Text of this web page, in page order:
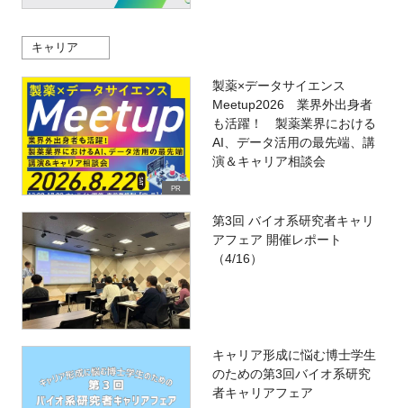
キャリア
PR
製薬×データサイエンス
Meetup2026 業界外出身者
も活躍！ 製薬業界における
AI、データ活用の最先端、講
演＆キャリア相談会
第3回 バイオ系研究者キャリ
アフェア 開催レポート
（4/16）
キャリア形成に悩む博士学生
のための第3回バイオ系研究
者キャリアフェア